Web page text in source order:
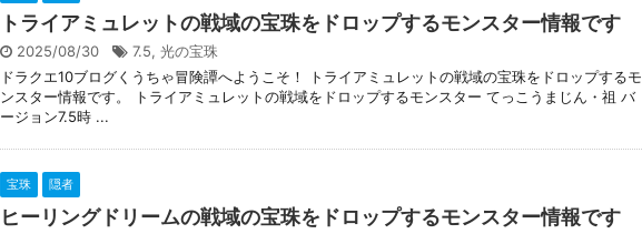
トライアミュレットの戦域の宝珠をドロップするモンスター情報です
2025/08/30 7.5, 光の宝珠
ドラクエ10ブログくうちゃ冒険譚へようこそ！ トライアミュレットの戦域の宝珠をドロップするモ
ンスター情報です。 トライアミュレットの戦域をドロップするモンスター てっこうまじん・祖 バ
ージョン7.5時 ...
宝珠 隠者
ヒーリングドリームの戦域の宝珠をドロップするモンスター情報です